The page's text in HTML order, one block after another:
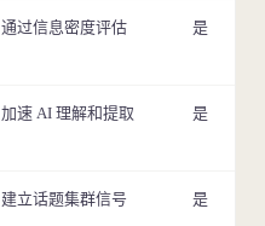
通过信息密度评估 是
加速 AI 理解和提取 是
建立话题集群信号 是